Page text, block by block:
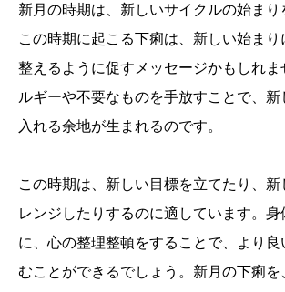
新月の時期は、新しいサイクルの始まり
この時期に起こる下痢は、新しい始ま
整えるように促すメッセージかもしれま
ルギーや不要なものを手放すことで、
入れる余地が生まれるのです。
この時期は、新しい目標を立てたり、新
レンジしたりするのに適しています。
に、心の整理整頓をすることで、より良
むことができるでしょう。新月の下痢を